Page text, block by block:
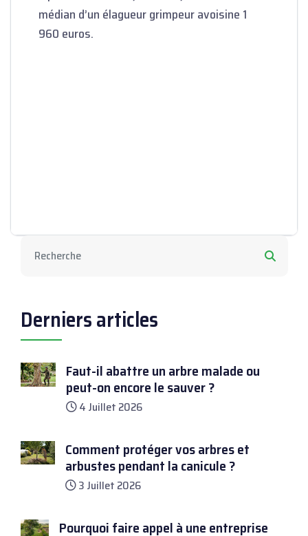
médian d’un élagueur grimpeur avoisine 1
960 euros.
Derniers articles
Faut-il abattre un arbre malade ou
peut-on encore le sauver ?
4 Juillet 2026
Comment protéger vos arbres et
arbustes pendant la canicule ?
3 Juillet 2026
Pourquoi faire appel à une entreprise